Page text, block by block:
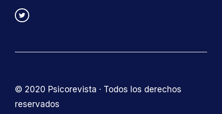
© 2020 Psicorevista · Todos los derechos
reservados